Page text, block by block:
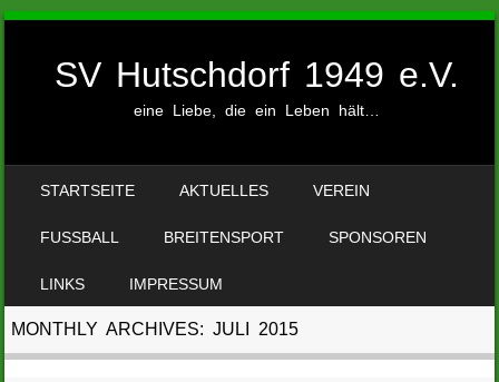
SV Hutschdorf 1949 e.V.
eine Liebe, die ein Leben hält…
STARTSEITE AKTUELLES VEREIN
FUSSBALL BREITENSPORT SPONSOREN
LINKS IMPRESSUM
MONTHLY ARCHIVES:JULI 2015